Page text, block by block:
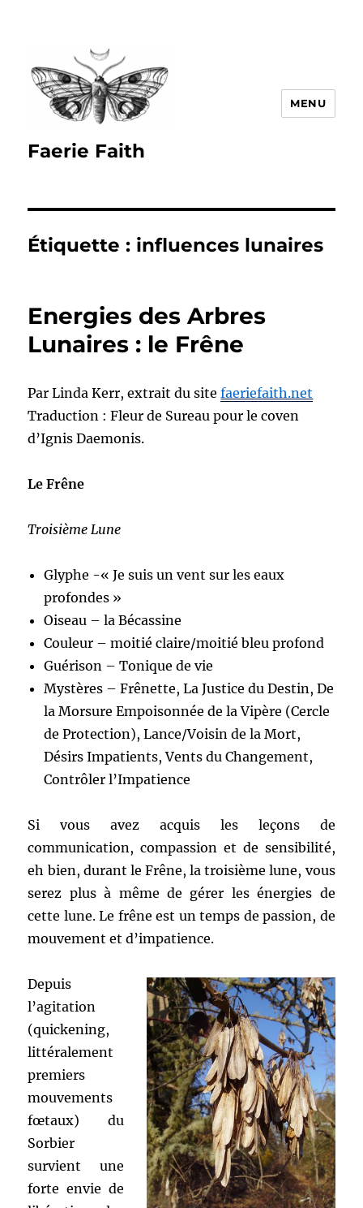
Faerie Faith
MENU
Étiquette : influences lunaires
Energies des Arbres
Lunaires : le Frêne
Par Linda Kerr, extrait du sitefaeriefaith.net
Traduction : Fleur de Sureau pour le coven
d’Ignis Daemonis.
Le Frêne
Troisième Lune
Glyphe -« Je suis un vent sur les eaux
profondes »
Oiseau – la Bécassine
Couleur – moitié claire/moitié bleu profond
Guérison – Tonique de vie
Mystères – Frênette, La Justice du Destin, De
la Morsure Empoisonnée de la Vipère (Cercle
de Protection), Lance/Voisin de la Mort,
Désirs Impatients, Vents du Changement,
Contrôler l’Impatience
Si vous avez acquis les leçons de
communication, compassion et de sensibilité,
eh bien, durant le Frêne, la troisième lune, vous
serez plus à même de gérer les énergies de
cette lune. Le frêne est un temps de passion, de
mouvement et d’impatience.
Depuis
l’agitation
(quickening,
littéralement
premiers
mouvements
fœtaux) du
Sorbier
survient une
forte envie de